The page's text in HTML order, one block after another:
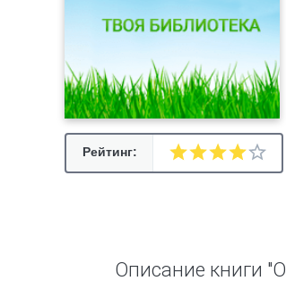
Рейтинг:
Описание книги